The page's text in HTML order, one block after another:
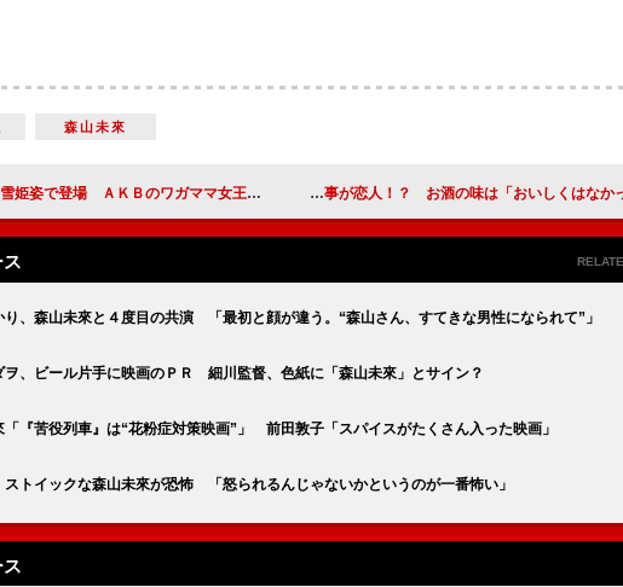
森山未來
で登場 ＡＫＢのワガママ女王は「篠田麻里子です」 剛力彩芽、二十歳の今は仕事が恋人！？ お酒の味は「おいしくはな
り、森山未來と４度目の共演 「最初と顔が違う。“森山さん、すてきな男性になられて”」
ヲ、ビール片手に映画のＰＲ 細川監督、色紙に「森山未來」とサイン？
「『苦役列車』は“花粉症対策映画”」 前田敦子「スパイスがたくさん入った映画」
ストイックな森山未來が恐怖 「怒られるんじゃないかというのが一番怖い」